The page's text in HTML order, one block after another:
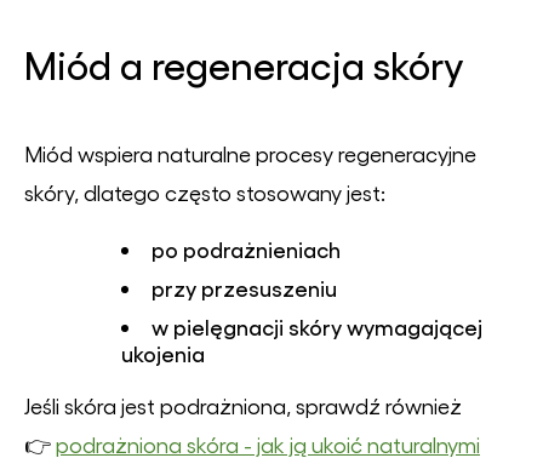
Miód a regeneracja skóry
Miód wspiera naturalne procesy regeneracyjne
skóry, dlatego często stosowany jest:
po podrażnieniach
przy przesuszeniu
w pielęgnacji skóry wymagającej
ukojenia
Jeśli skóra jest podrażniona, sprawdź również
👉podrażniona skóra - jak ją ukoić naturalnymi